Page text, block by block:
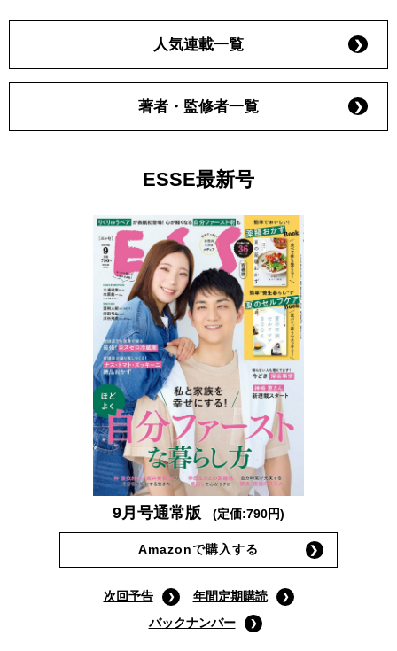
人気連載一覧
著者・監修者一覧
ESSE最新号
9月号通常版 (定価:790円)
Amazonで購入する
次回予告
年間定期購読
バックナンバー